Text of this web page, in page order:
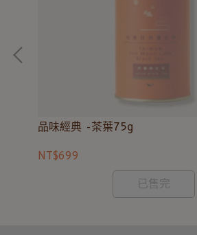
品味經典 -茶葉75g
NT$699
已售完